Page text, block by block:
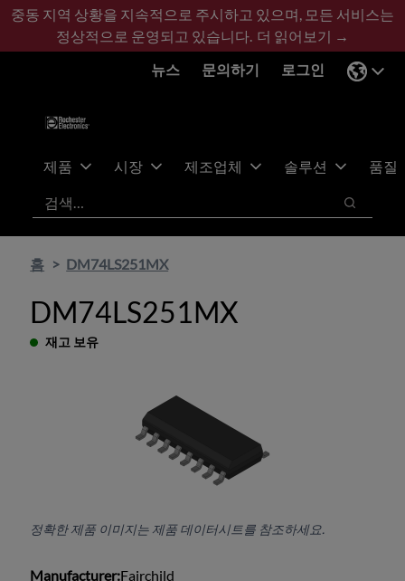
기
콘
바
글
중동 지역 상황을 지속적으로 주시하고 있으며, 모든 서비스는
정상적으로 운영되고 있습니다. 더 읽어보기 →
뉴스
문의하기 로그인
제품 시장 제조업체 솔루션
품질
검색
검색
홈 DM74LS251MX
DM74LS251MX
재고 보유
정확한 제품 이미지는 제품 데이터시트를 참조하세요.
Manufacturer:Fairchild